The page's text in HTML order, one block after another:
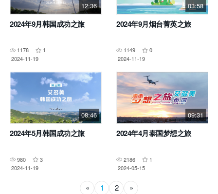
12:36
2024年9月韩国成功之旅
1178
1
2024-11-19
03:58
2024年9月烟台菁英之旅
1149
0
2024-11-19
08:46
2024年5月韩国成功之旅
980
3
2024-11-19
09:31
2024年4月泰国梦想之旅
2186
1
2024-05-15
« 1 2 »